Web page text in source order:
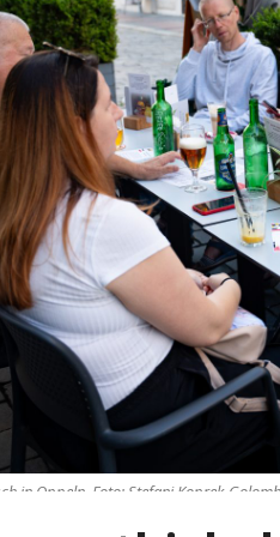
in Oppeln. Foto: Stefani Koprek-